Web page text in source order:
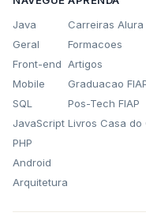
Java
Geral
Front-end
Mobile
SQL
JavaScript
PHP
Android
Arquitetura
Carreiras Alura
Formacoes
Artigos
Graduacao
Pos-Tech FIAP
Livros Casa do